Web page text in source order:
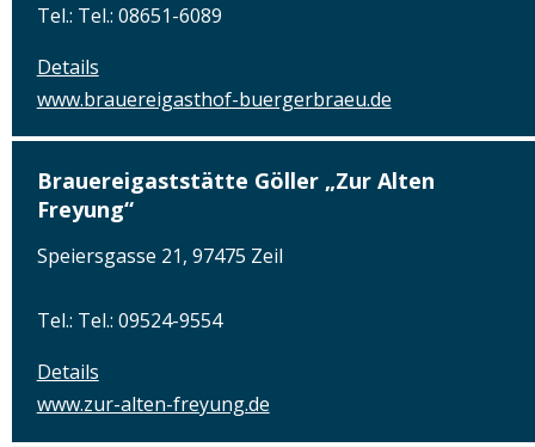
Tel.: Tel.: 08651-6089
Details
www.brauereigasthof-buergerbraeu.de
Brauereigaststätte Göller „Zur Alten
Freyung“
Speiersgasse 21, 97475 Zeil
Tel.: Tel.: 09524-9554
Details
www.zur-alten-freyung.de